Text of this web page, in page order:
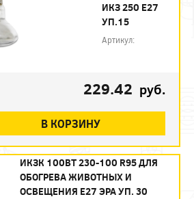
ИКЗ 250 Е27
УП.15
Артикул:
229.42 руб.
В КОРЗИНУ
ИКЗК 100ВТ 230-100 R95 ДЛЯ
ОБОГРЕВА ЖИВОТНЫХ И
ОСВЕЩЕНИЯ Е27 ЭРА УП. 30